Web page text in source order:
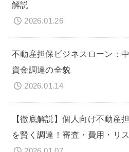
解説
2026.01.26
不動産担保ビジネスローン：
資金調達の全貌
2026.01.14
【徹底解説】個人向け不動産
を賢く調達！審査・費用・リ